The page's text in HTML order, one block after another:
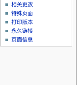
相关更改
特殊页面
打印版本
永久链接
页面信息